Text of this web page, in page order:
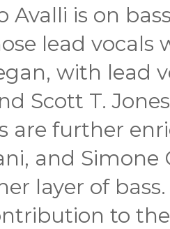
Avalli is on
lead vocals
with lead
Scott T.
are further
and Simone
layer of
to